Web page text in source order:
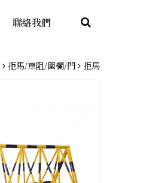
聯絡我們
拒馬/車阻/圍欄/門 拒馬